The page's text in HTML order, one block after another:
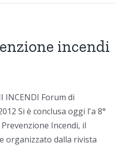
incendi
INCENDI Forum di
Si è conclusa oggi l'a 8°
Incendi, il
organizzato dalla rivista